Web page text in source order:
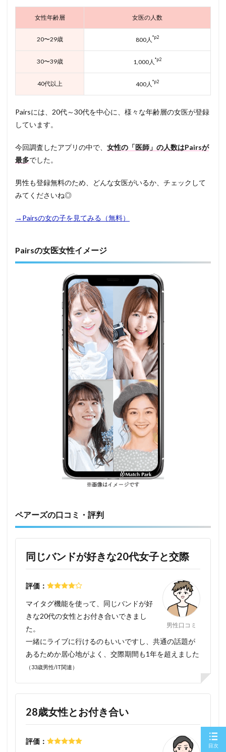
女性年齢層 女医の人数
20〜29歳 800人 *p2
30〜39歳 1,000人 *p2
40代以上 400人 *p2
Pairsには、20代～30代を中心に、様々な年齢層の女医が登録
しています。
今回調査したアプリの中で、 女性の「医師」の人数はPairsが
最多でした。
男性も登録無料のため、どんな女医がいるか、チェックして
みてくださいね◎
→Pairsの女の子を見てみる（無料）
Pairsの女医女性イメージ
ペアーズの口コミ・評判
同じバンドが好きな20代女子と交際
男性口コミ
評価：
マイタグ機能を使って、同じバンドが好
きな20代の女性とお付き合いできまし
た。
一緒にライブに行けるのもいいですし、共通の話題が
あるためか居心地がよく、交際期間も1年を超えました
（33歳男性/IT関連）
28歳女性とお付き合い
評価：
目次